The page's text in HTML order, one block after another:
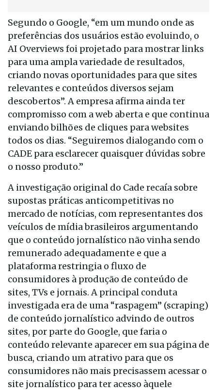
Segundo o Google, “em um mundo onde as
preferências dos usuários estão evoluindo, o
AI Overviews foi projetado para mostrar links
para uma ampla variedade de resultados,
criando novas oportunidades para que sites
relevantes e conteúdos diversos sejam
descobertos”. A empresa afirma ainda ter
compromisso com a web aberta e que continua
enviando bilhões de cliques para websites
todos os dias. “Seguiremos dialogando com o
CADE para esclarecer quaisquer dúvidas sobre
o nosso produto.”
A investigação original do Cade recaía sobre
supostas práticas anticompetitivas no
mercado de notícias, com representantes dos
veículos de mídia brasileiros argumentando
que o conteúdo jornalístico não vinha sendo
remunerado adequadamente e que a
plataforma restringia o fluxo de
consumidores à produção de conteúdo de
sites, TVs e jornais. A principal conduta
investigada era de uma “raspagem” (scraping)
de conteúdo jornalístico advindo de outros
sites, por parte do Google, que faria o
conteúdo relevante aparecer em sua página de
busca, criando um atrativo para que os
consumidores não mais precisassem acessar o
site jornalístico para ter acesso àquele